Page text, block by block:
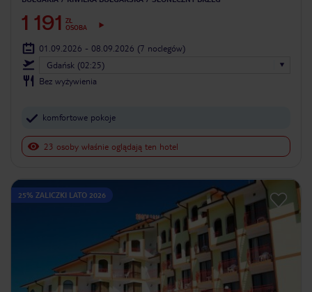
1 191
ZŁ
OSOBA
01.09.2026 - 08.09.2026 (7 noclegów)
Gdańsk (02:25)
Bez wyżywienia
komfortowe pokoje
23 osoby właśnie oglądają ten hotel
25% ZALICZKI LATO 2026